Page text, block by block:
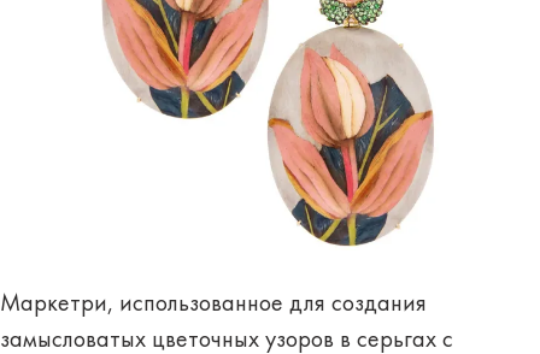
Маркетри, использованное для создания
замысловатых цветочных узоров в серьгах с